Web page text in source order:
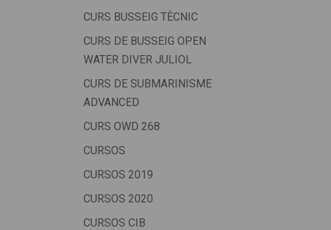
CURS BUSSEIG TÈCNIC
CURS DE BUSSEIG OPEN
WATER DIVER JULIOL
CURS DE SUBMARINISME
ADVANCED
CURS OWD 268
CURSOS
CURSOS 2019
CURSOS 2020
CURSOS CIB